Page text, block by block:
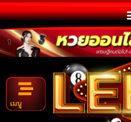
เมนู